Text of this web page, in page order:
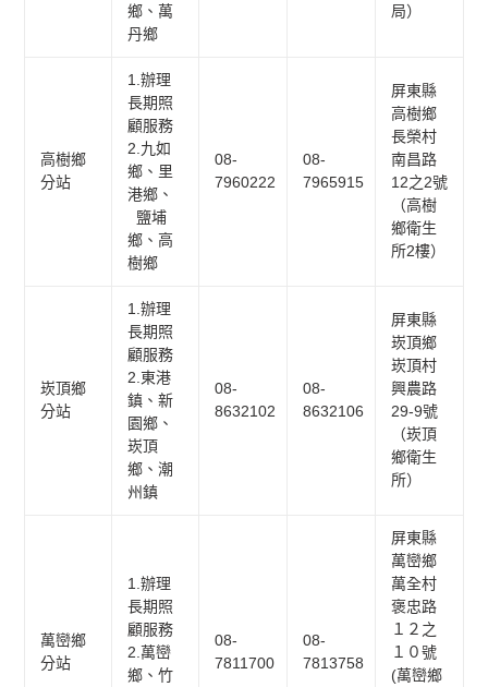
鄉、萬
丹鄉
局）
高樹鄉
分站
1.辦理
長期照
顧服務
2.九如
鄉、里
港鄉、
鹽埔
鄉、高
樹鄉
08-
7960222
08-
7965915
屏東縣
高樹鄉
長榮村
南昌路
12之2號
（高樹
鄉衛生
所2樓）
崁頂鄉
分站
1.辦理
長期照
顧服務
2.東港
鎮、新
園鄉、
崁頂
鄉、潮
州鎮
08-
8632102
08-
8632106
屏東縣
崁頂鄉
崁頂村
興農路
29-9號
（崁頂
鄉衛生
所）
萬巒鄉
分站
1.辦理
長期照
顧服務
2.萬巒
鄉、竹
08-
7811700
08-
7813758
屏東縣
萬巒鄉
萬全村
褒忠路
１２之
１０號
(萬巒鄉